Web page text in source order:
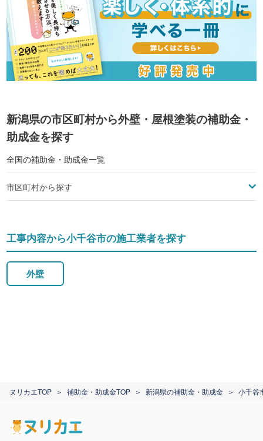
新潟県の市区町村から外壁・屋根塗装の補助金・
助成金を探す
全国の補助金・助成金一覧
市区町村から探す
工事内容から小千谷市の施工業者を探す
外壁
ヌリカエTOP 補助金・助成金TOP 新潟県の補助金・助成金 小千谷